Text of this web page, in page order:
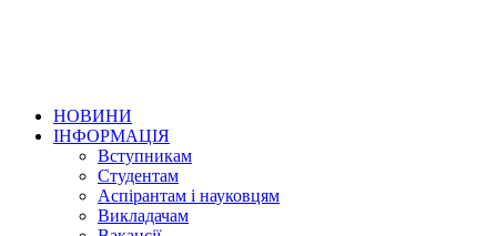
НОВИНИ
ІНФОРМАЦІЯ
Вступникам
Студентам
Аспірантам і науковцям
Викладачам